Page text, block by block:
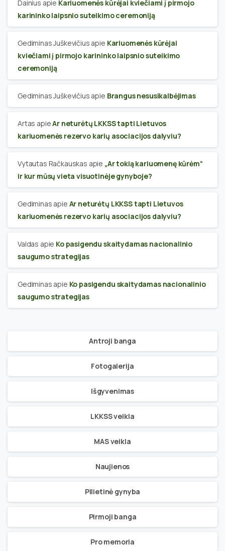
Dainius apie Kariuomenės kūrėjai kviečiami į pirmojo
karininko laipsnio suteikimo ceremoniją
Gediminas Juškevičius apie Kariuomenės kūrėjai
kviečiami į pirmojo karininko laipsnio suteikimo
ceremoniją
Gediminas Juškevičius apie Brangus nesusikalbėjimas
Artas apieAr neturėtų LKKSS tapti Lietuvos
kariuomenės rezervo karių asociacijos dalyviu?
Vytautas Račkauskas apie „Ar tokią kariuomenę kūrėm“
ir kur mūsų vieta visuotinėje gynyboje?
Gediminas apie Ar neturėtų LKKSS tapti Lietuvos
kariuomenės rezervo karių asociacijos dalyviu?
Valdas apie Ko pasigendu skaitydamas nacionalinio
saugumo strategijas
Gediminas apie Ko pasigendu skaitydamas nacionalinio
saugumo strategijas
Antroji banga
Fotogalerija
Išgyvenimas
LKKSS veikla
MAS veikla
Naujienos
Pilietinė gynyba
Pirmoji banga
Pro memoria